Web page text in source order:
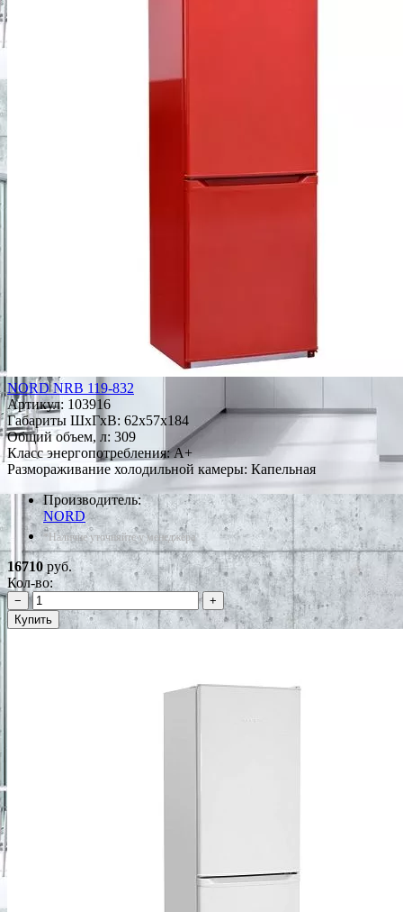
NORD NRB 119-832
Артикул: 103916
Габариты ШxГxВ: 62x57x184
Общий объем, л: 309
Класс энергопотребления: A+
Размораживание холодильной камеры: Капельная
Производитель:
NORD
*Наличие уточняйте у менеджера
16710 руб.
Кол-во:
−
+
Купить